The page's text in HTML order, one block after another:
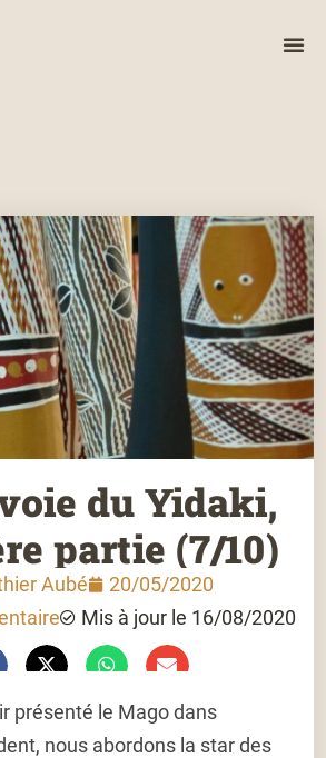
du Yidaki,
partie (7/10)
Aubé
20/05/2020
Mis à jour le 16/08/2020
présenté le Mago dans
nous abordons la star des